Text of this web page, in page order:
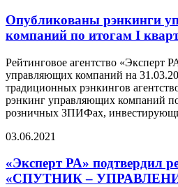
Опубликованы рэнкинги
компаний по итогам I
Рейтинговое агентство «Эксперт
управляющих компаний на
традиционных рэнкингов
рэнкинг управляющих компаний
розничных ЗПИФах,
03.06.2021
«Эксперт РА» подтвердил
«СПУТНИК –